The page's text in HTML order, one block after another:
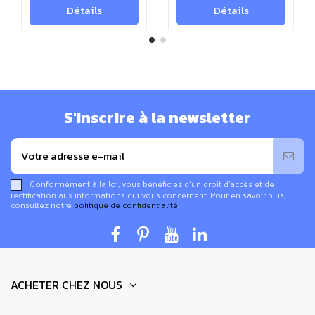
montage structure autoportante en bois pour baldaquins
forme cabine 1,20x2,20x2,20m
version2 placesavec des dimensions de2,20 x 2,20 x
, idéale pour les lits doubles.
Vidéo : Structure de Baldaquin - Montage Étape
par Étape 🪵
Détails Détails
S'inscrire à la newsletter
Conformément à la loi, vous bénéficiez d’un droit d’accès et de
rectification aux informations qui vous concernent. Pour en savoir plus,
consultez notre politique de confidentialité.
ACHETER CHEZ NOUS